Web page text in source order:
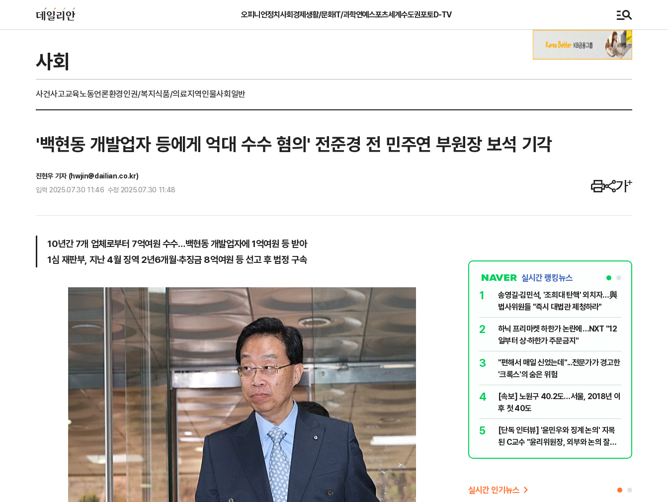
오피니언정치사회경제생활/문화IT/과학연예스포츠세계수도권포토D-TV
사회
사건사고교육노동언론환경인권/복지식품/의료지역인물사회일반
'백현동 개발업자 등에게 억대 수수 혐의' 전준경 전 민주연 부원장 보석 기각
진현우 기자 (hwjin@dailian.co.kr)
입력 2025.07.30 11:46 수정 2025.07.30 11:48
10년간 7개 업체로부터 7억여원 수수…백현동 개발업자에 1억여원 등 받아
1심 재판부, 지난 4월 징역 2년6개월·추징금 8억여원 등 선고 후 법정 구속
실시간 랭킹뉴스
1
송영길·김민석, '조희대 탄핵' 외치자…與
법사위원들 "즉시 대법관 제청하라"
2
하닉 프리마켓 하한가 논란에…NXT "12
일부터 상·하한가 주문금지"
3
"편해서 매일 신었는데"...전문가가 경고한
'크록스'의 숨은 위험
4
[속보] 노원구 40.2도…서울, 2018년 이
후 첫 40도
5
[단독 인터뷰] '윤민우와 징계 논의' 지목
된 C교수 "윤리위원장, 외부와 논의 잘못
실시간 인기뉴스